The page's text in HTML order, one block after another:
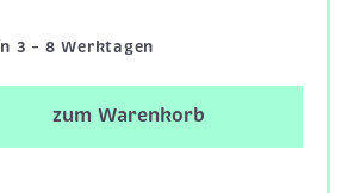
3 – 8 Werktagen
zum Warenkorb